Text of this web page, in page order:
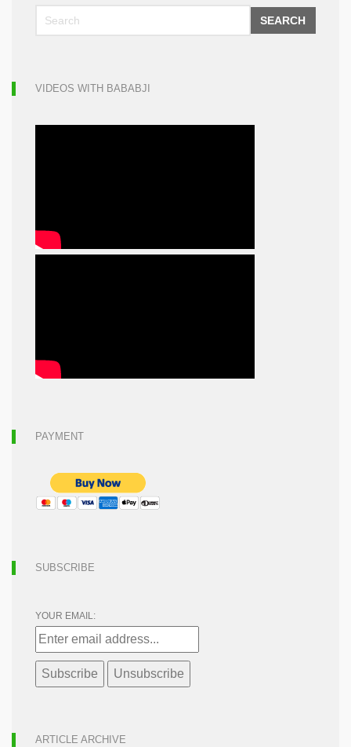
SEARCH
VIDEOS WITH BABABJI
PAYMENT
SUBSCRIBE
YOUR EMAIL:
ARTICLE ARCHIVE